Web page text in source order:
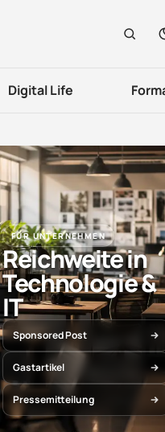
Digital Life
FÜR UNTERNEHMEN
Reichweite in
Technologie &
IT
Sponsored Post
Gastartikel
Pressemitteilung